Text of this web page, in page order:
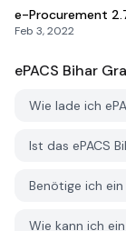
e-Procurement
Feb 3, 2022
ePACS Bihar